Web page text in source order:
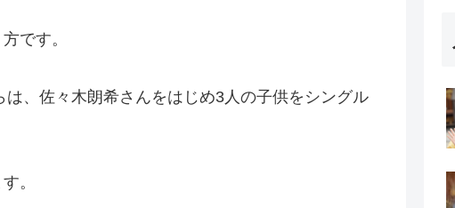
です。
、佐々木朗希さんをはじめ3人の子供をシングル
。